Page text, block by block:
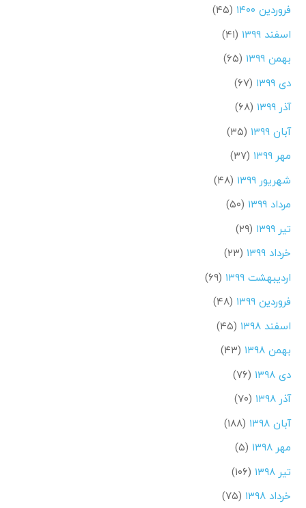
فروردین ۱۴۰۰
(۴۵)
اسفند ۱۳۹۹
(۴۱)
بهمن ۱۳۹۹
(۶۵)
دی ۱۳۹۹
(۶۷)
آذر ۱۳۹۹
(۶۸)
آبان ۱۳۹۹
(۳۵)
مهر ۱۳۹۹
(۳۷)
شهریور ۱۳۹۹
(۴۸)
مرداد ۱۳۹۹
(۵۰)
تیر ۱۳۹۹
(۲۹)
خرداد ۱۳۹۹
(۲۳)
اردیبهشت ۱۳۹۹
(۶۹)
فروردین ۱۳۹۹
(۴۸)
اسفند ۱۳۹۸
(۴۵)
بهمن ۱۳۹۸
(۴۳)
دی ۱۳۹۸
(۷۶)
آذر ۱۳۹۸
(۷۰)
آبان ۱۳۹۸
(۱۸۸)
مهر ۱۳۹۸
(۵)
تیر ۱۳۹۸
(۱۰۶)
خرداد ۱۳۹۸
(۷۵)